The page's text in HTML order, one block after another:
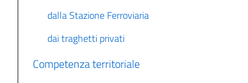
dalla Stazione Ferroviaria
dai traghetti privati
Competenza territoriale